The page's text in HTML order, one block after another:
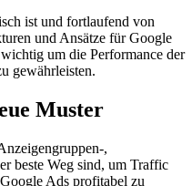
ist und fortlaufend von
und Ansätze für Google
um die Performance der
gewährleisten.
Muster
,
beste Weg sind, um Traffic
Ads profitabel zu